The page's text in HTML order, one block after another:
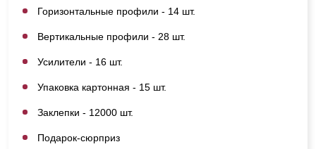
Горизонтальные профили - 14 шт.
Вертикальные профили - 28 шт.
Усилители - 16 шт.
Упаковка картонная - 15 шт.
Заклепки - 12000 шт.
Подарок-сюрприз